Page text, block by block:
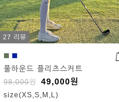
27 리뷰
풀하운드 플리츠스커트
98,000원 49,000원
size(XS,S,M,L)